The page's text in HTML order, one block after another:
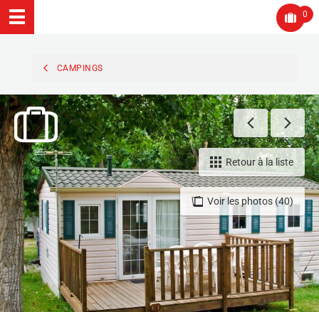
0
CAMPINGS
Voir les photos (40)
Retour à la liste